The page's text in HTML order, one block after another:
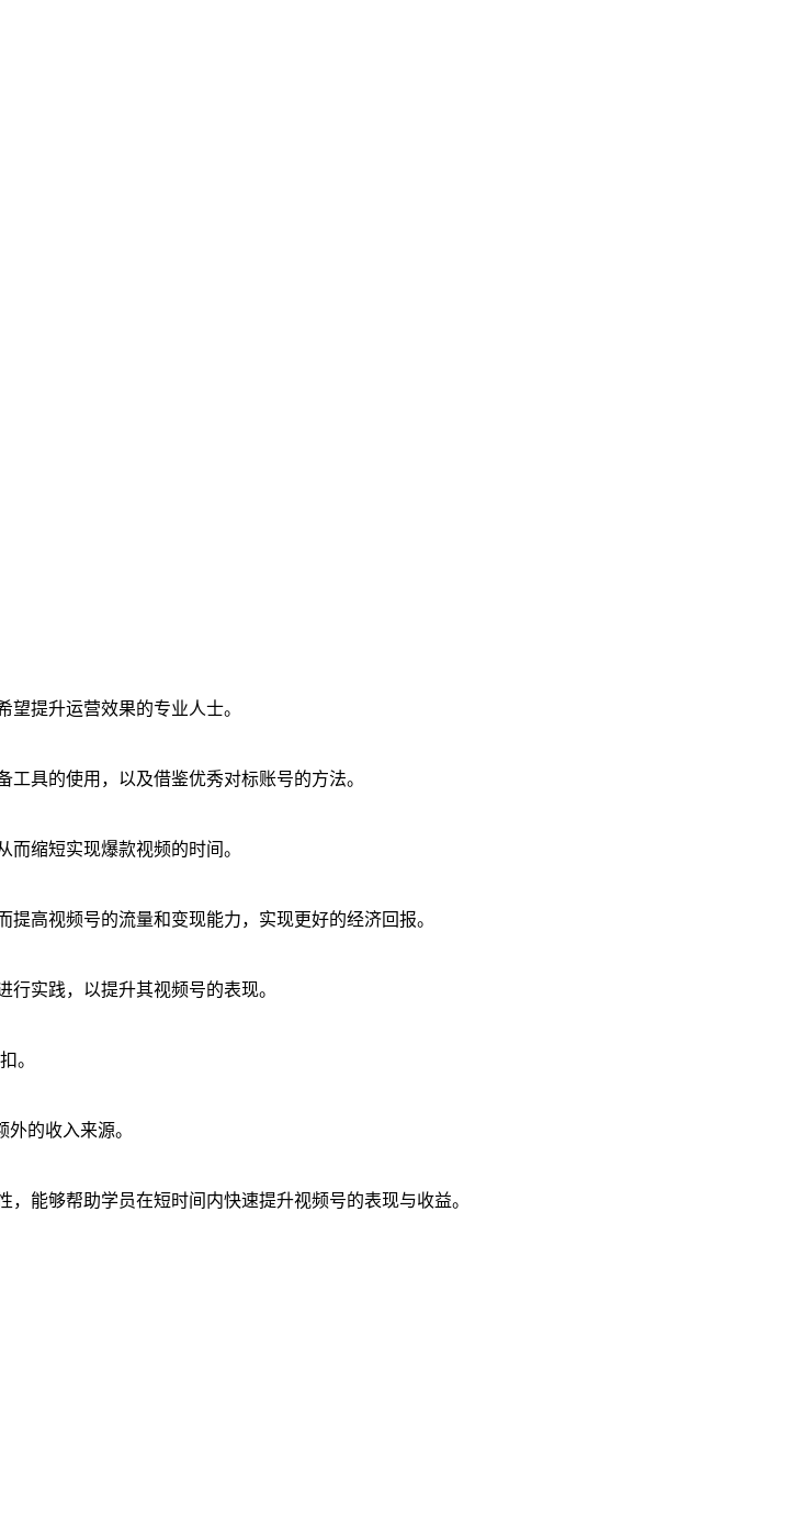
提升运营效果的专业人士。
具的使用，以及借鉴优秀对标账号的方法。
缩短实现爆款视频的时间。
高视频号的流量和变现能力，实现更好的经济回报。
实践，以提升其视频号的表现。
。
的收入来源。
能够帮助学员在短时间内快速提升视频号的表现与收益。